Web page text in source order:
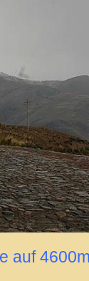
auf